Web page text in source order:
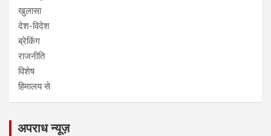
खुलासा
देश-विदेश
ब्रेकिंग
राजनीति
विशेष
हिमालय से
अपराध न्यूज़